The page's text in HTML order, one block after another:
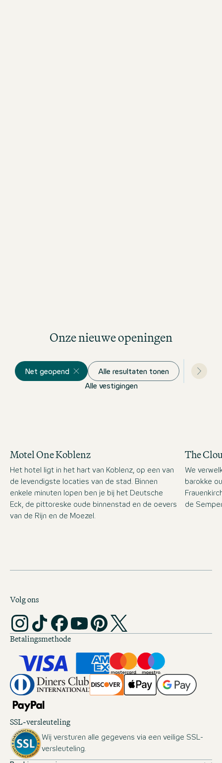
Onze nieuwe openingen
Net geopend Alle resultaten tonen
Alle vestigingen
Motel One Koblenz
Het hotel ligt in het hart van Koblenz, op een van
de levendigste locaties van de stad. Binnen
enkele minuten lopen ben je bij het Deutsche
Eck, de pittoreske oude binnenstad en de oevers
van de Rijn en de Moezel.
The
We
barokke
de
Volg ons
Betalingsmethode
SSL-versleuteling
Wij versturen alle gegevens via een veilige SSL-
versleuteling.